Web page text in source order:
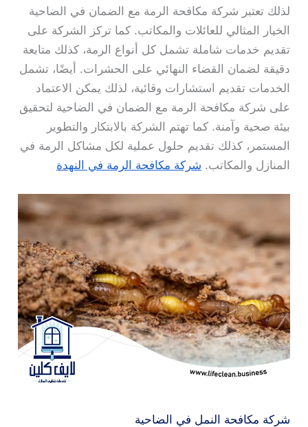
لذلك تعتبر شركة مكافحة الرمة مع الضمان في الضاحية
الخيار المثالي للعائلات والمكاتب. كما تركز الشركة على
تقديم خدمات شاملة تشمل كل أنواع الرمة، كذلك متابعة
دقيقة لضمان القضاء النهائي على الحشرات. أيضًا، تشمل
الخدمات تقديم استشارات وقائية، لذلك يمكن الاعتماد
على شركة مكافحة الرمة مع الضمان في الضاحية لتحقيق
بيئة صحية وآمنة. كما تهتم الشركة بالابتكار والتطوير
المستمر، كذلك تقديم حلول عملية لكل مشاكل الرمة في
المنازل والمكاتب. شركة مكافحة الرمة في النهدة
شركة مكافحة النمل في الضاحية